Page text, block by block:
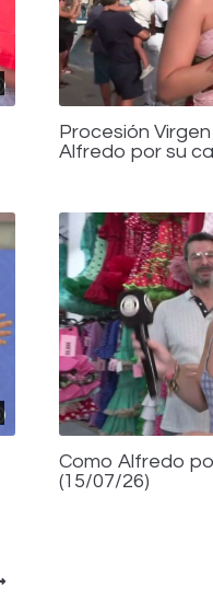
Procesión
Alfredo por su
Como Alfredo
(15/07/26)